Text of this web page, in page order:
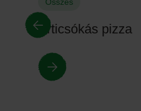
Articsókás pizza